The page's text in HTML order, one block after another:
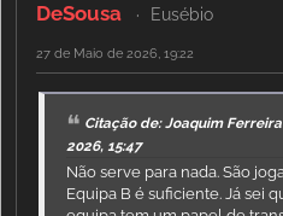
DeSousa Eusébio
27 de Maio de 2026, 19:22
Citação de: Joaquim
2026, 15:47
Não serve para nada. São
Equipa B é suficiente. Já sei